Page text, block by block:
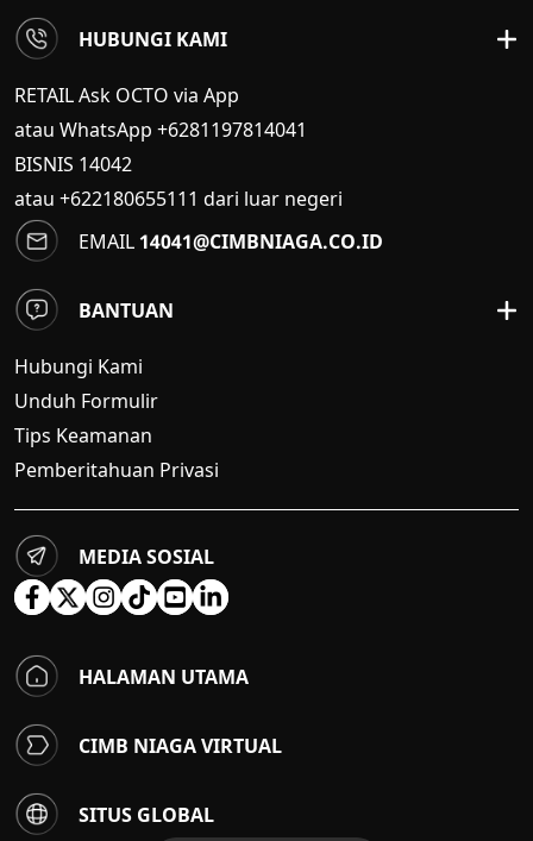
HUBUNGI KAMI
RETAIL Ask OCTO via App
atau WhatsApp +6281197814041
BISNIS 14042
atau +622180655111 dari luar negeri
EMAIL 14041@CIMBNIAGA.CO.ID
BANTUAN
Hubungi Kami
Unduh Formulir
Tips Keamanan
Pemberitahuan Privasi
MEDIA SOSIAL
HALAMAN UTAMA
CIMB NIAGA VIRTUAL
SITUS GLOBAL